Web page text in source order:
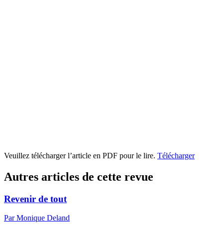
Veuillez télécharger l’article en PDF pour le lire. Télécharger
Autres articles de cette revue
Revenir de tout
Par Monique Deland